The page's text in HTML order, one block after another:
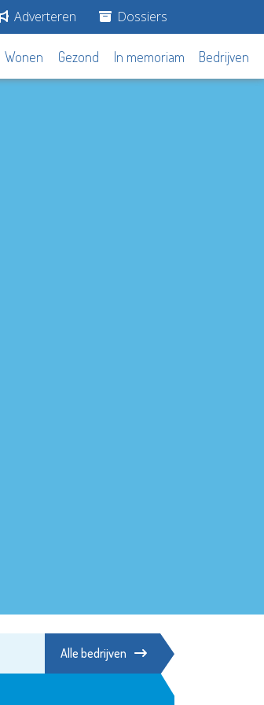
Adverteren Dossiers
Wonen Gezond In memoriam Bedrijven
Alle bedrijven